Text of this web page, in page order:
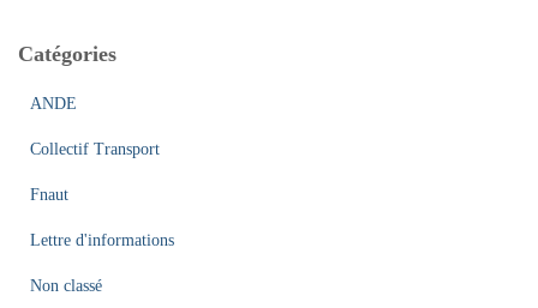
Catégories
ANDE
Collectif Transport
Fnaut
Lettre d'informations
Non classé